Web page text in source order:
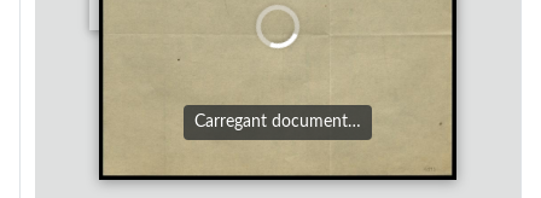
Carregant document…